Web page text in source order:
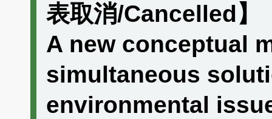
表取消/Cancelled】
A new conceptual
simultaneous
environmental